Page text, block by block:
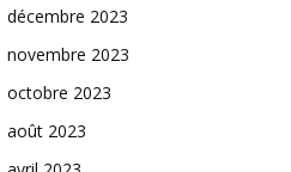
décembre 2023
novembre 2023
octobre 2023
août 2023